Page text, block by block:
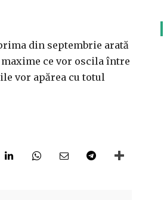
din septembrie arată
ce vor oscila între
vor apărea cu totul